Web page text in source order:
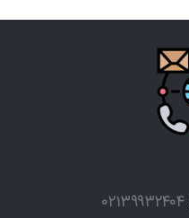
۰۲۱۳۹۹۳۲۴۰۴